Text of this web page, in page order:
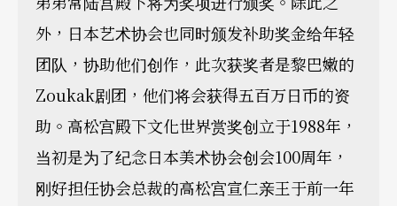
外，日本艺术协会也同时颁发补助奖金给年轻
团队，协助他们创作，此次获奖者是黎巴嫩的
Zoukak剧团，他们将会获得五百万日币的资
助。高松宫殿下文化世界赏奖创立于1988年，
当初是为了纪念日本美术协会创会100周年，
刚好担任协会总裁的高松宫宣仁亲王于前一年